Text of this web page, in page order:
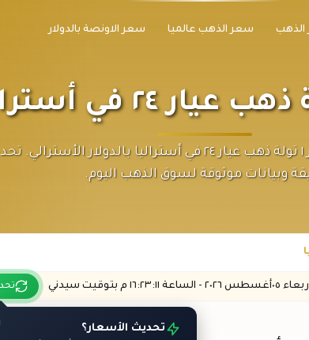
الذهب سعر الذهب عالميا سعر الاونصة بالدولار
احصل على أحدث سعر ١ تولة ذهب عيار ٢٤ في أستراليا بالدولار
وبيانات موثوقة لسوق الذهب اليوم.
٠٥ أغسطس ٢٠٢٦ - الساعة :١١ م بتوقيت سيدني
تحديث الأسعار؟